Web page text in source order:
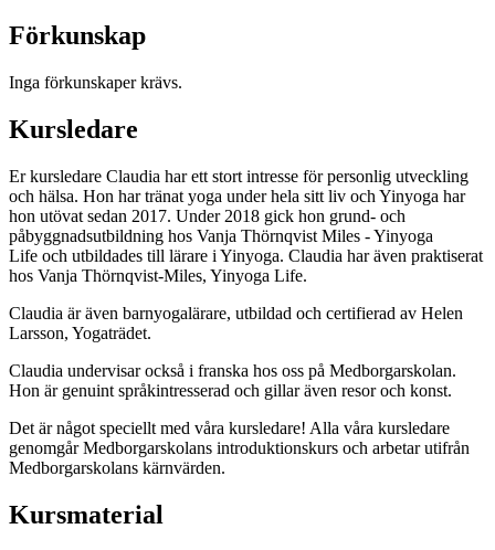
Förkunskap
Inga förkunskaper krävs.
Kursledare
Er kursledare Claudia har ett stort intresse för personlig utveckling
och hälsa. Hon har tränat yoga under hela sitt liv och Yinyoga har
hon utövat sedan 2017. Under 2018 gick hon grund- och
påbyggnadsutbildning hos Vanja Thörnqvist Miles - Yinyoga
Life och utbildades till lärare i Yinyoga. Claudia har även praktiserat
hos Vanja Thörnqvist-Miles, Yinyoga Life.
Claudia är även barnyogalärare, utbildad och certifierad av Helen
Larsson, Yogaträdet.
Claudia undervisar också i franska hos oss på Medborgarskolan.
Hon är genuint språkintresserad och gillar även resor och konst.
Det är något speciellt med våra kursledare! Alla våra kursledare
genomgår Medborgarskolans introduktionskurs och arbetar utifrån
Medborgarskolans kärnvärden.
Kursmaterial